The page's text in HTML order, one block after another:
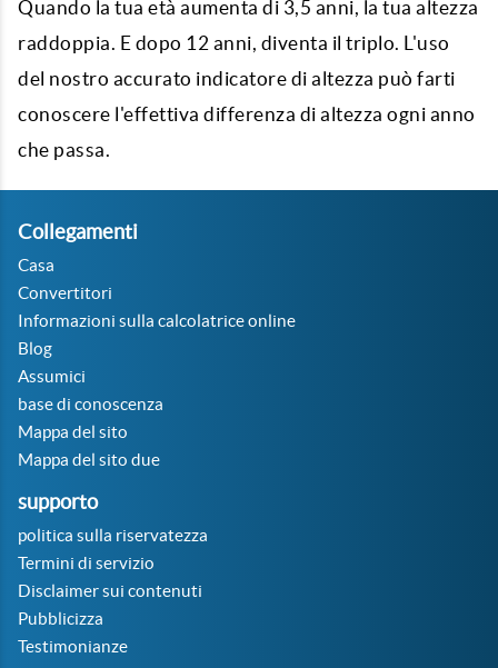
Quando la tua età aumenta di 3,5 anni, la tua altezza
raddoppia. E dopo 12 anni, diventa il triplo. L'uso
del nostro accurato indicatore di altezza può farti
conoscere l'effettiva differenza di altezza ogni anno
che passa.
Collegamenti
Casa
Convertitori
Informazioni sulla calcolatrice online
Blog
Assumici
base di conoscenza
Mappa del sito
Mappa del sito due
supporto
politica sulla riservatezza
Termini di servizio
Disclaimer sui contenuti
Pubblicizza
Testimonianze